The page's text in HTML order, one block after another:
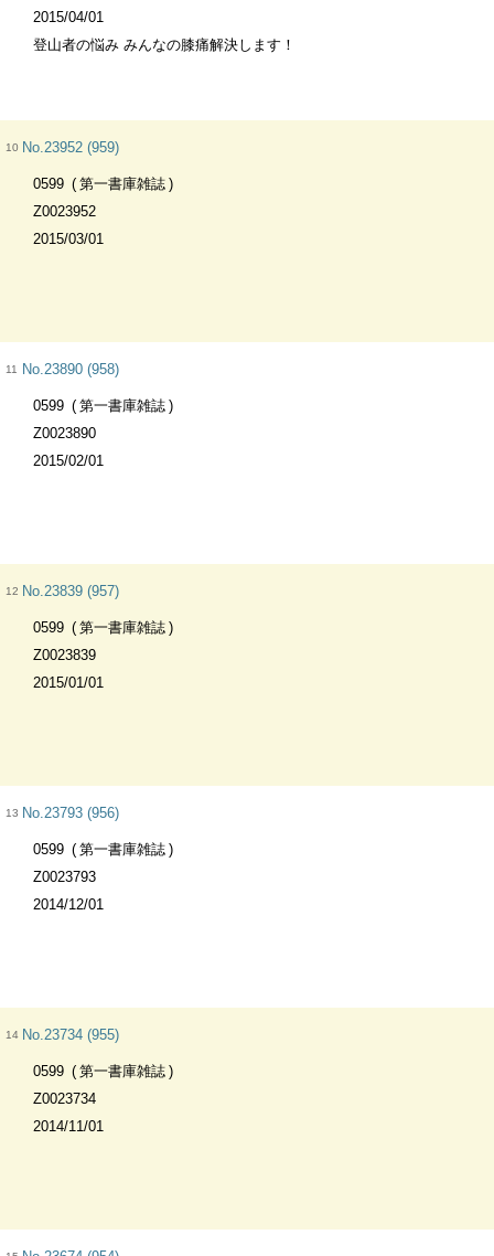
2015/04/01
登山者の悩み みんなの膝痛解決します！
10 No.23952 (959)
0599
第一書庫雑誌
Z0023952
2015/03/01
11 No.23890 (958)
0599
第一書庫雑誌
Z0023890
2015/02/01
12 No.23839 (957)
0599
第一書庫雑誌
Z0023839
2015/01/01
13 No.23793 (956)
0599
第一書庫雑誌
Z0023793
2014/12/01
14 No.23734 (955)
0599
第一書庫雑誌
Z0023734
2014/11/01